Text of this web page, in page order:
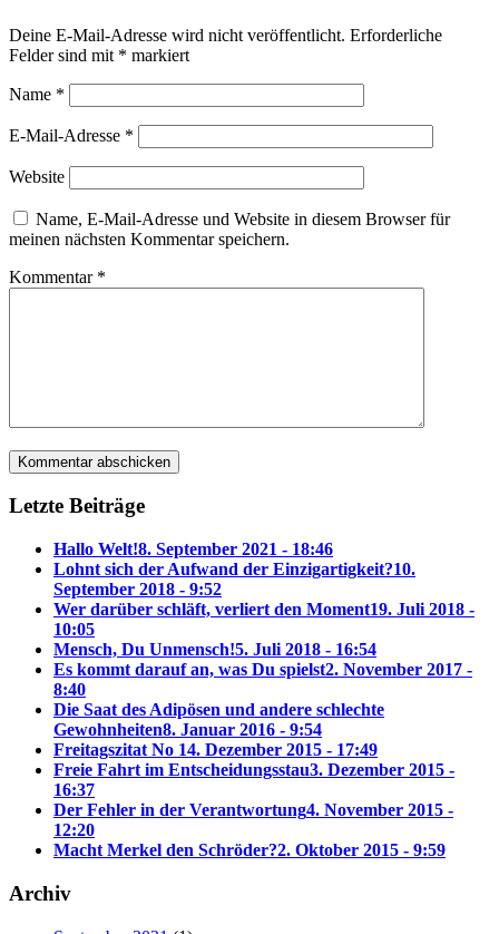
Deine E-Mail-Adresse wird nicht veröffentlicht. Erforderliche
Felder sind mit * markiert
Name *
E-Mail-Adresse *
Website
Name, E-Mail-Adresse und Website in diesem Browser für
meinen nächsten Kommentar speichern.
Kommentar *
Letzte Beiträge
Hallo Welt!8. September 2021 - 18:46
Lohnt sich der Aufwand der Einzigartigkeit?10.
September 2018 - 9:52
Wer darüber schläft, verliert den Moment19. Juli 2018 -
10:05
Mensch, Du Unmensch!5. Juli 2018 - 16:54
Es kommt darauf an, was Du spielst2. November 2017 -
8:40
Die Saat des Adipösen und andere schlechte
Gewohnheiten8. Januar 2016 - 9:54
Freitagszitat No 14. Dezember 2015 - 17:49
Freie Fahrt im Entscheidungsstau3. Dezember 2015 -
16:37
Der Fehler in der Verantwortung4. November 2015 -
12:20
Macht Merkel den Schröder?2. Oktober 2015 - 9:59
Archiv